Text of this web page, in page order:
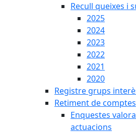
Recull queixes i
2025
2024
2023
2022
2021
2020
Registre grups
Retiment de comptes
Enquestes
actuacions